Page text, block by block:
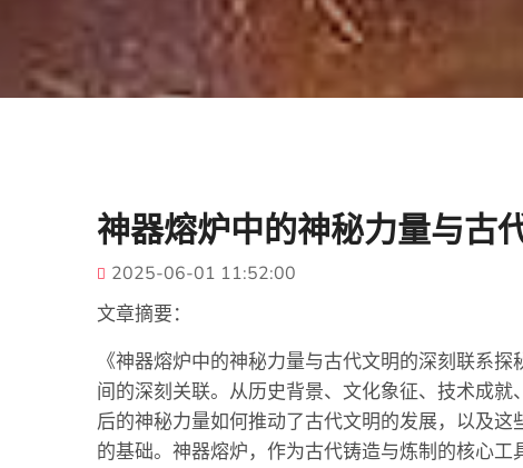
神器熔炉中的神秘力量与古
2025-06-01 11:52:00
文章摘要：
《神器熔炉中的神秘力量与古代文明的深刻联系
间的深刻关联。从历史背景、文化象征、技术成
后的神秘力量如何推动了古代文明的发展，以及
的基础。神器熔炉，作为古代铸造与炼制的核心